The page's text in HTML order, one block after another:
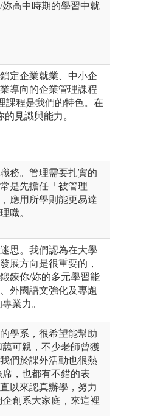
高中時期的學習中就
定企業就業、中小企
導向的企業管理課程
課程是我們的特色。在
見識與能力。
務。管理需要扎實的
是先擔任「被管理
應用所學則能更易達
職。
思。我們認為在大學
展方向是很重要的，
鍊你/妳的多元學習能
外國語文強化及專題
業力。
學系，很希望能幫助
可親，不少老師曾獲
們於課外活動也很熱
，也都有不錯的表
以來認真辦學，努力
創系大家庭，來這裡